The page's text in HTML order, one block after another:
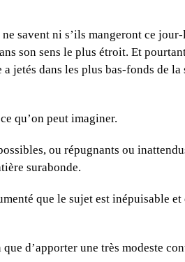
savent ni s’ils mangeront ce
son sens le plus étroit. Et
jetés dans les plus bas-fonds de
qu’on peut imaginer.
ou répugnants ou
surabonde.
que le sujet est inépuisable
que d’apporter une très modeste